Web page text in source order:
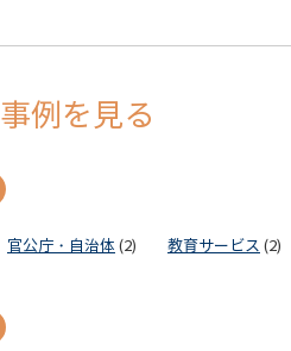
例を見る
官公庁・自治体 (2) 教育サービス (2)